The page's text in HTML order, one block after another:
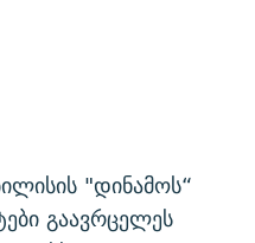
"დინამოს“
გაავრცელეს